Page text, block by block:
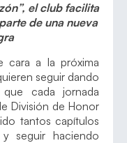
el club facilita
de una nueva
cara a la próxima
seguir dando
cada jornada
División de Honor
tantos capítulos
seguir haciendo